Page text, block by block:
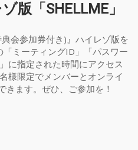
版「SHELLME」
会参加券付き)』ハイレゾ版を
ミーティングID」「パスワー
に指定された時間にアクセス
様限定でメンバーとオンライ
きます。ぜひ、ご参加を！